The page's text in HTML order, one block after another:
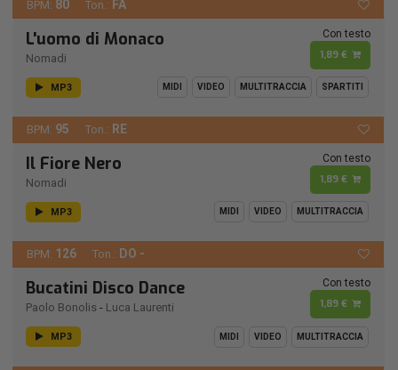
BPM: 80 Ton.: FA
L'uomo di Monaco
Nomadi
Con testo
1,89 €
MP3 MIDI VIDEO MULTITRACCIA SPARTITI
BPM: 95 Ton.: RE
Il Fiore Nero
Nomadi
Con testo
1,89 €
MP3 MIDI VIDEO MULTITRACCIA
BPM: 126 Ton.: DO -
Bucatini Disco Dance
Paolo Bonolis - Luca Laurenti
Con testo
1,89 €
MP3 MIDI VIDEO MULTITRACCIA